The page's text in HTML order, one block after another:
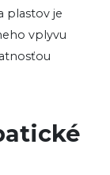
plastov je
vplyvu